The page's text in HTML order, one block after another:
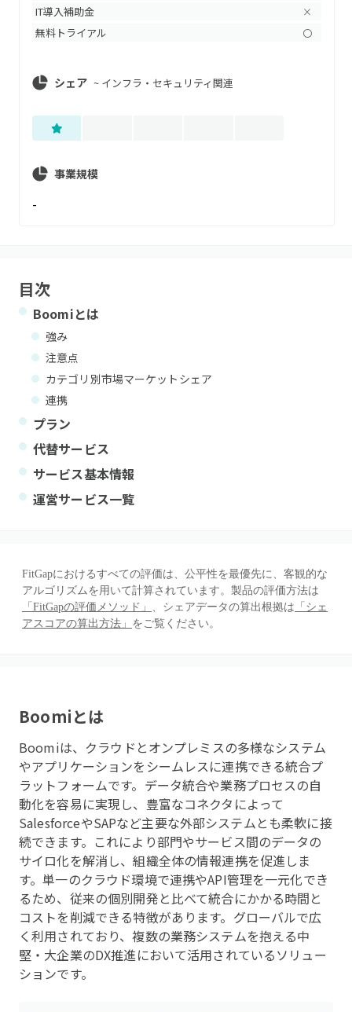
IT導入補助金 ×
無料トライアル 〇
シェア ~ インフラ・セキュリティ関連
事業規模
-
目次
Boomiとは
強み
注意点
カテゴリ別市場マーケットシェア
連携
プラン
代替サービス
サービス基本情報
運営サービス一覧
FitGapにおけるすべての評価は、公平性を最優先に、客観的な
アルゴリズムを用いて計算されています。製品の評価方法は
「FitGapの評価メソッド」 、シェアデータの算出根拠は 「シェ
アスコアの算出方法」 をご覧ください。
Boomiとは
Boomiは、クラウドとオンプレミスの多様なシステム
やアプリケーションをシームレスに連携できる統合プ
ラットフォームです。データ統合や業務プロセスの自
動化を容易に実現し、豊富なコネクタによって
SalesforceやSAPなど主要な外部システムとも柔軟に接
続できます。これにより部門やサービス間のデータの
サイロ化を解消し、組織全体の情報連携を促進しま
す。単一のクラウド環境で連携やAPI管理を一元化でき
るため、従来の個別開発と比べて統合にかかる時間と
コストを削減できる特徴があります。グローバルで広
く利用されており、複数の業務システムを抱える中
堅・大企業のDX推進において活用されているソリュー
ションです。